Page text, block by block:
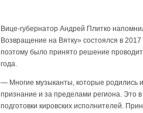
Вице-губернатор Андрей Плитко
Возвращение на Вятку» состоялся в
поэтому было принято решение
года.
— Многие музыканты, которые родились
признание и за пределами региона. Это
подготовки кировских исполнителей.